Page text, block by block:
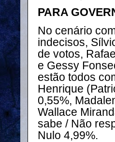
PARA
No cenário
indecisos,
de votos,
e Gessy
estão todos
Henrique
0,55%,
Wallace
sabe / Não
Nulo 4,99%.